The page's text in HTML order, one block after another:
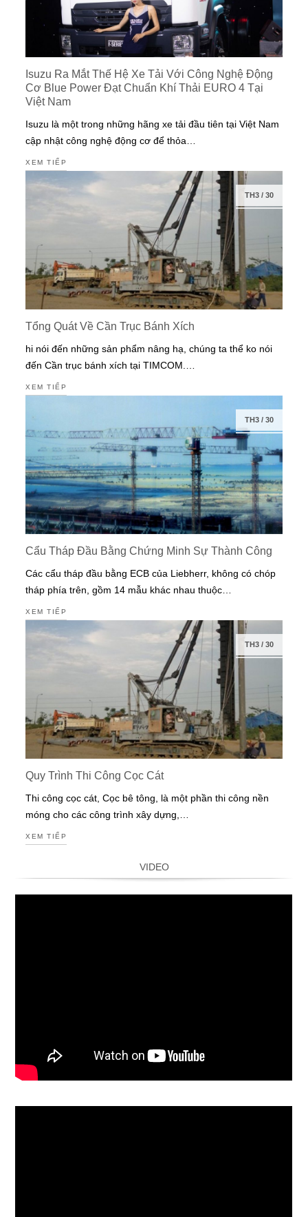
Isuzu Ra Mắt Thế Hệ Xe Tải Với Công Nghệ Động
Cơ Blue Power Đạt Chuẩn Khí Thải EURO 4 Tại
Việt Nam
Isuzu là một trong những hãng xe tải đầu tiên tại Việt Nam
cập nhật công nghệ động cơ để thỏa…
XEM TIẾP
TH3/ 30
Tổng Quát Về Cần Trục Bánh Xích
hi nói đến những sản phẩm nâng hạ, chúng ta thể ko nói
đến Cần trục bánh xích tại TIMCOM.…
XEM TIẾP
TH3/ 30
Cẩu Tháp Đầu Bằng Chứng Minh Sự Thành Công
Các cẩu tháp đầu bằng ECB của Liebherr, không có chóp
tháp phía trên, gồm 14 mẫu khác nhau thuộc…
XEM TIẾP
TH3/ 30
Quy Trình Thi Công Cọc Cát
Thi công cọc cát, Cọc bê tông, là một phần thi công nền
móng cho các công trình xây dựng,…
XEM TIẾP
VIDEO